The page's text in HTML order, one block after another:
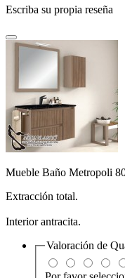
Escriba su propia reseña
Mueble Baño Metropoli
Extracción total.
Interior antracita.
Valoración de